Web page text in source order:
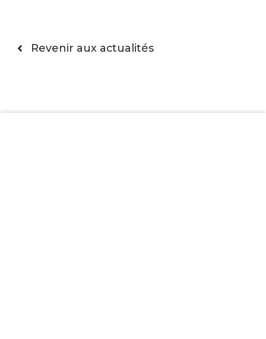
Revenir aux actualités